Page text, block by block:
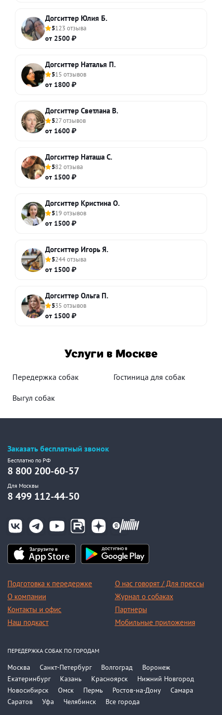
Догситтер Юлия Б.
5123 отзыва
от 2500 ₽
Догситтер Наталья П.
515 отзывов
от 1800 ₽
Догситтер Светлана В.
527 отзывов
от 1600 ₽
Догситтер Наташа С.
582 отзыва
от 1500 ₽
Догситтер Кристина О.
519 отзывов
от 1500 ₽
Догситтер Игорь Я.
5244 отзыва
от 1500 ₽
Догситтер Ольга П.
535 отзывов
от 1500 ₽
Услуги в Москве
Передержка собак Гостиница для собак
Выгул собак
Заказать бесплатный звонок
Бесплатно по РФ
8 800 200-60-57
Для Москвы
8 499 112-44-50
Подготовка к передержке
О компании
Контакты и офис
Наш подкаст
О нас говорят / Для прессы
Журнал о собаках
Партнеры
Мобильные приложения
ПЕРЕДЕРЖКА СОБАК ПО ГОРОДАМ
Москва Санкт-Петербург Волгоград
Воронеж
Екатеринбург
Казань Красноярск
Нижний Новгород
Новосибирск
Омск Пермь Ростов-на-Дону
Самара
Саратов
Уфа Челябинск Все города